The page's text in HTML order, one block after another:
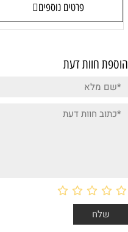
פרטים נוספים
הוספת חוות דעת